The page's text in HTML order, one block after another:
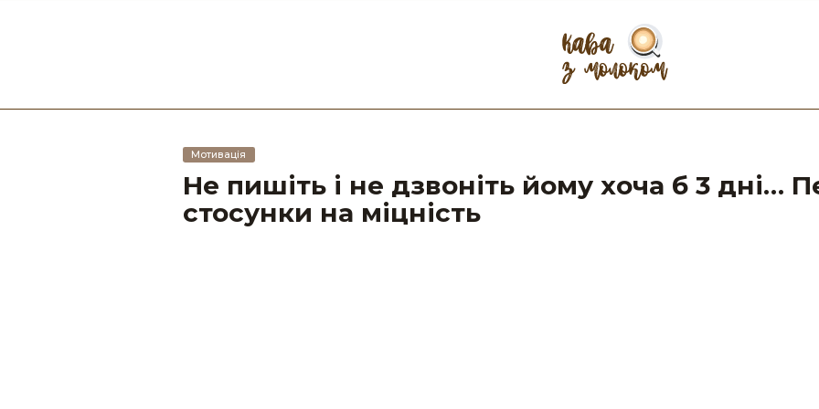
Мотивація
Не пишіть і не дзвоніть йому хоча б 3 дні…
стосунки на міцність